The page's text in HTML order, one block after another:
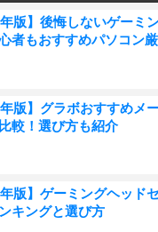
年版】後悔しないゲーミ
者もおすすめパソコン
年版】グラボおすすめメ
較！選び方も紹介
年版】ゲーミングヘッド
キングと選び方